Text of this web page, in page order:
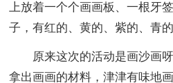
上放着一个个画画板、一根牙
子，有红的、黄的、紫的、青
原来这次的活动是画沙画呀
拿出画画的材料，津津有味地